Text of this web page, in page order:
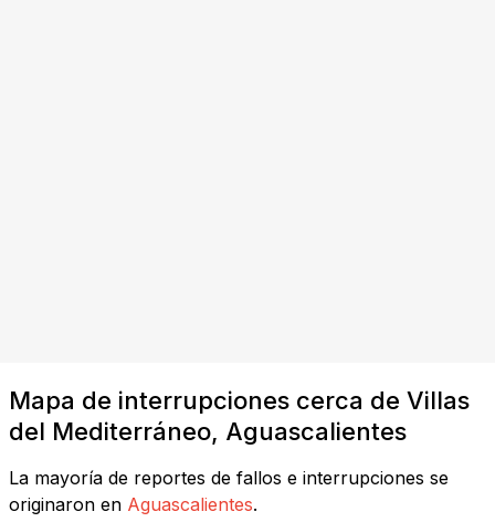
Mapa de interrupciones cerca de Villas
del Mediterráneo, Aguascalientes
La mayoría de reportes de fallos e interrupciones se
originaron en Aguascalientes.